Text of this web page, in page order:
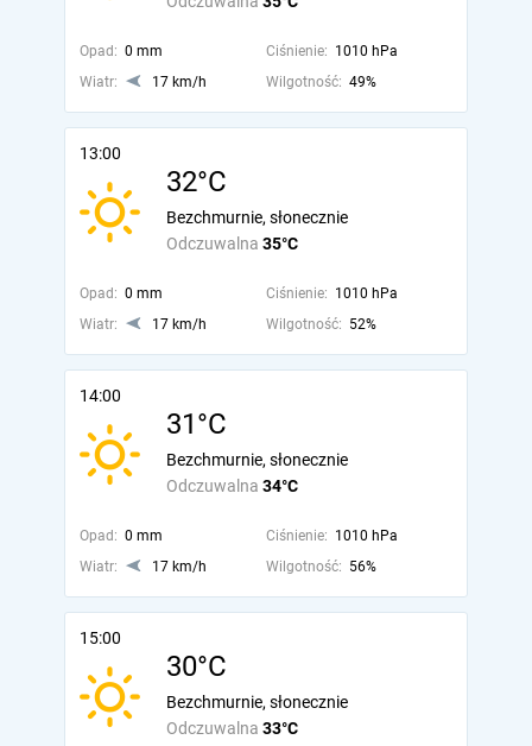
Opad: 0 mm Ciśnienie: 1010 hPa
Wiatr:
17 km/h Wilgotność: 49%
13:00
32°C
Odczuwalna 35°C
Bezchmurnie, słonecznie
Opad: 0 mm Ciśnienie: 1010 hPa
Wiatr:
17 km/h Wilgotność: 52%
14:00
31°C
Odczuwalna 34°C
Bezchmurnie, słonecznie
Opad: 0 mm Ciśnienie: 1010 hPa
Wiatr:
17 km/h Wilgotność: 56%
15:00
30°C
Odczuwalna 33°C
Bezchmurnie, słonecznie